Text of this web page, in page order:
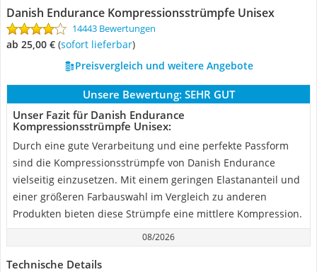
Danish Endurance Kompressionsstrümpfe Unisex
14443 Bewertungen
ab 25,00 € ( Sofort lieferbar)
Preisvergleich und weitere Angebote
Unsere Bewertung: SEHR GUT
Unser Fazit für Danish Endurance
Kompressionsstrümpfe Unisex:
Durch eine gute Verarbeitung und eine perfekte Passform
sind die Kompressionsstrümpfe von Danish Endurance
vielseitig einzusetzen. Mit einem geringen Elastananteil und
einer größeren Farbauswahl im Vergleich zu anderen
Produkten bieten diese Strümpfe eine mittlere Kompression.
08/2026
Technische Details